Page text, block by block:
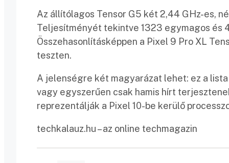
Az állítólagos Tensor G5 két 2,44 GHz-es,
Teljesítményét tekintve 1323 egymagos és
Összehasonlításképpen a Pixel 9 Pro XL
teszten.
A jelenségre két magyarázat lehet: ez a
vagy egyszerűen csak hamis hírt
reprezentálják a Pixel 10-be kerülő
techkalauz.hu – az online techmagazin